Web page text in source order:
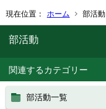
現在位置： ホーム 部活動
部活動
関連するカテゴリー
部活動一覧